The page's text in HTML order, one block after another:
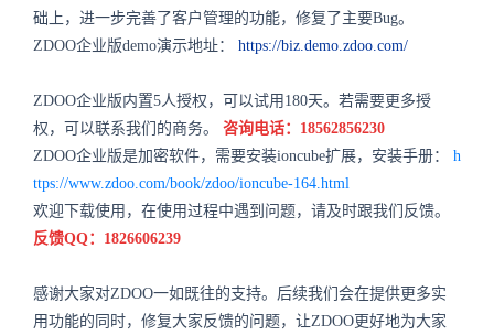
础上，进一步完善了客户管理的功能，修复了主要Bug。
ZDOO企业版demo演示地址：
https://biz.demo.zdoo.com/
ZDOO企业版内置5人授权，可以试用180天。若需要更多授
权，可以联系我们的商务。 咨询电话：18562856230
ZDOO企业版是加密软件，需要安装ioncube扩展，安装手册： h
ttps://www.zdoo.com/book/zdoo/ioncube-164.html
欢迎下载使用，在使用过程中遇到问题，请及时跟我们反馈。
反馈QQ：1826606239
感谢大家对ZDOO一如既往的支持。 后续我们会在提供更多实
用功能的同时，修复大家反馈的问题，让ZDOO更好地为大家